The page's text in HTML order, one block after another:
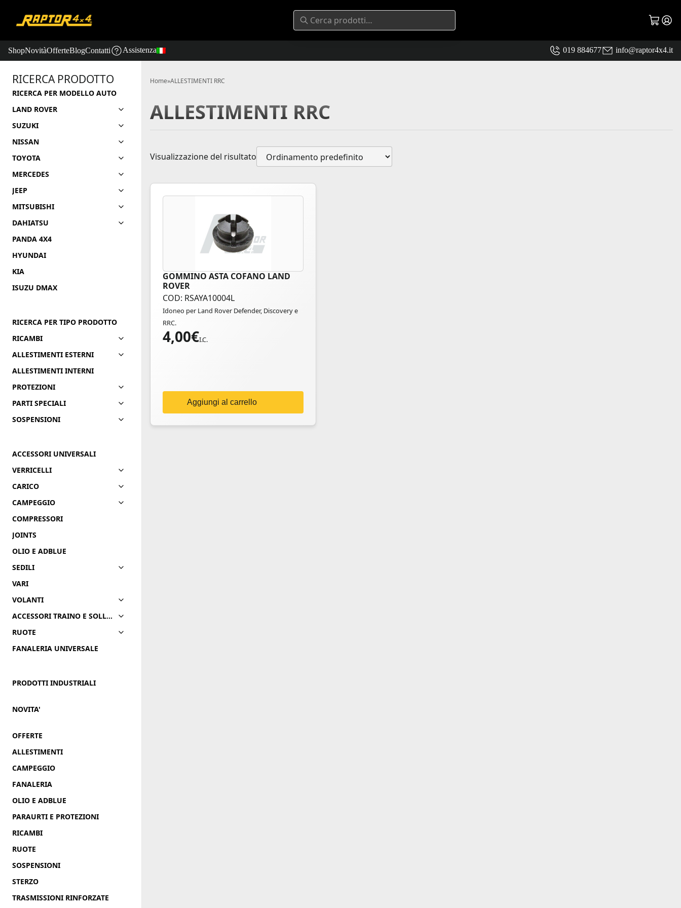
ShopNovitàOfferteBlogContatti Assistenza 019 884677 info@raptor4x4.it
RICERCA PRODOTTO
RICERCA PER MODELLO AUTO
LAND ROVER
SUZUKI
NISSAN
TOYOTA
MERCEDES
JEEP
MITSUBISHI
DAHIATSU
PANDA 4X4
HYUNDAI
KIA
ISUZU DMAX
RICERCA PER TIPO PRODOTTO
RICAMBI
ALLESTIMENTI ESTERNI
ALLESTIMENTI INTERNI
PROTEZIONI
PARTI SPECIALI
SOSPENSIONI
ACCESSORI UNIVERSALI
VERRICELLI
CARICO
CAMPEGGIO
COMPRESSORI
JOINTS
OLIO E ADBLUE
SEDILI
VARI
VOLANTI
ACCESSORI TRAINO E SOLLEVAMENTO
RUOTE
FANALERIA UNIVERSALE
PRODOTTI INDUSTRIALI
NOVITA'
OFFERTE
ALLESTIMENTI
CAMPEGGIO
FANALERIA
OLIO E ADBLUE
PARAURTI E PROTEZIONI
RICAMBI
RUOTE
SOSPENSIONI
STERZO
TRASMISSIONI RINFORZATE
Home»ALLESTIMENTI RRC
ALLESTIMENTI RRC
Visualizzazione del risultato
GOMMINO ASTA COFANO LAND
ROVER
COD: RSAYA10004L
Idoneo per Land Rover Defender, Discovery e
RRC.
4,00€I.C.
Aggiungi al carrello